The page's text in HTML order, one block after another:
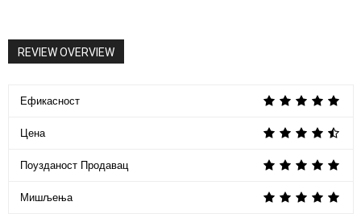
REVIEW OVERVIEW
Ефикасност
Цена
Поузданост Продавац
Мишљења